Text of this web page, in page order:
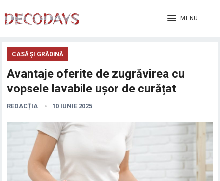
MENU
CASĂ ȘI GRĂDINĂ
Avantaje oferite de zugrăvirea cu
vopsele lavabile ușor de curățat
REDACȚIA 10 IUNIE 2025